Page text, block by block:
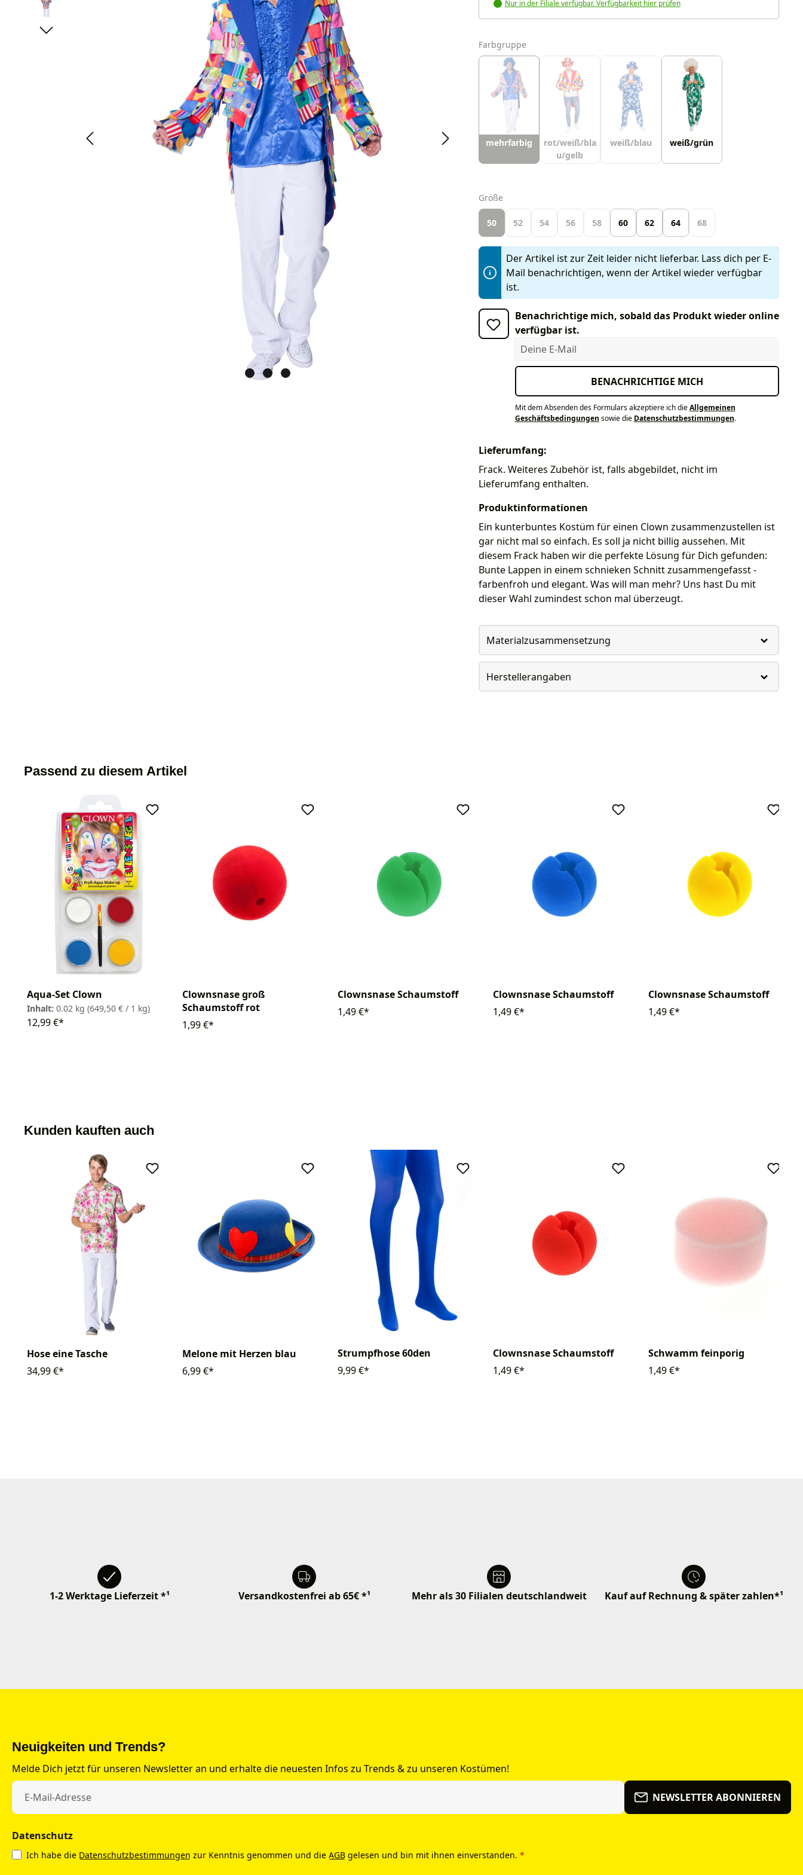
Nur in der Filiale verfügbar. Verfügbarkeit hier prüfen
Farbgruppeauswählen
mehrfarbig
rot/weiß/bla
u/gelb
weiß/blau weiß/grün
Größeauswählen
50 52 54 56 58 60 62 64 68
Der Artikel ist zur Zeit leider nicht lieferbar. Lass dich per E-
Mail benachrichtigen, wenn der Artikel wieder verfügbar
ist.
Benachrichtige mich, sobald das Produkt wieder online
verfügbar ist.
Deine E-Mail
BENACHRICHTIGE MICH
Mit dem Absenden des Formulars akzeptiere ich dieAllgemeinen
Geschäftsbedingungen sowie die Datenschutzbestimmungen.
Lieferumfang:
Frack. Weiteres Zubehör ist, falls abgebildet, nicht im
Lieferumfang enthalten.
Produktinformationen
Ein kunterbuntes Kostüm für einen Clown zusammenzustellen ist
gar nicht mal so einfach. Es soll ja nicht billig aussehen. Mit
diesem Frack haben wir die perfekte Lösung für Dich gefunden:
Bunte Lappen in einem schnieken Schnitt zusammengefasst -
farbenfroh und elegant. Was will man mehr? Uns hast Du mit
dieser Wahl zumindest schon mal überzeugt.
Materialzusammensetzung
Herstellerangaben
Passend zu diesem Artikel
Aqua-Set Clown
Inhalt: 0.02 kg (649,50 € / 1 kg)
12,99 €*
Clownsnase groß
Schaumstoff rot
1,99 €*
Clownsnase Schaumstoff
1,49 €*
Clownsnase Schaumstoff
1,49 €*
Clownsnase Schaumstoff
1,49 €*
Kunden kauften auch
Hose eine Tasche
34,99 €*
Melone mit Herzen blau
6,99 €*
Strumpfhose 60den
9,99 €*
Clownsnase Schaumstoff
1,49 €*
Schwamm feinporig
1,49 €*
1-2 Werktage Lieferzeit *¹ Versandkostenfrei ab 65€ *¹ Mehr als 30 Filialen deutschlandweit Kauf auf Rechnung & später zahlen*¹
Neuigkeiten und Trends?
Melde Dich jetzt für unseren Newsletter an und erhalte die neuesten Infos zu Trends & zu unseren Kostümen!
NEWSLETTER ABONNIEREN
Datenschutz
Ich habe die Datenschutzbestimmungen zur Kenntnis genommen und die AGB gelesen und bin mit ihnen einverstanden. *